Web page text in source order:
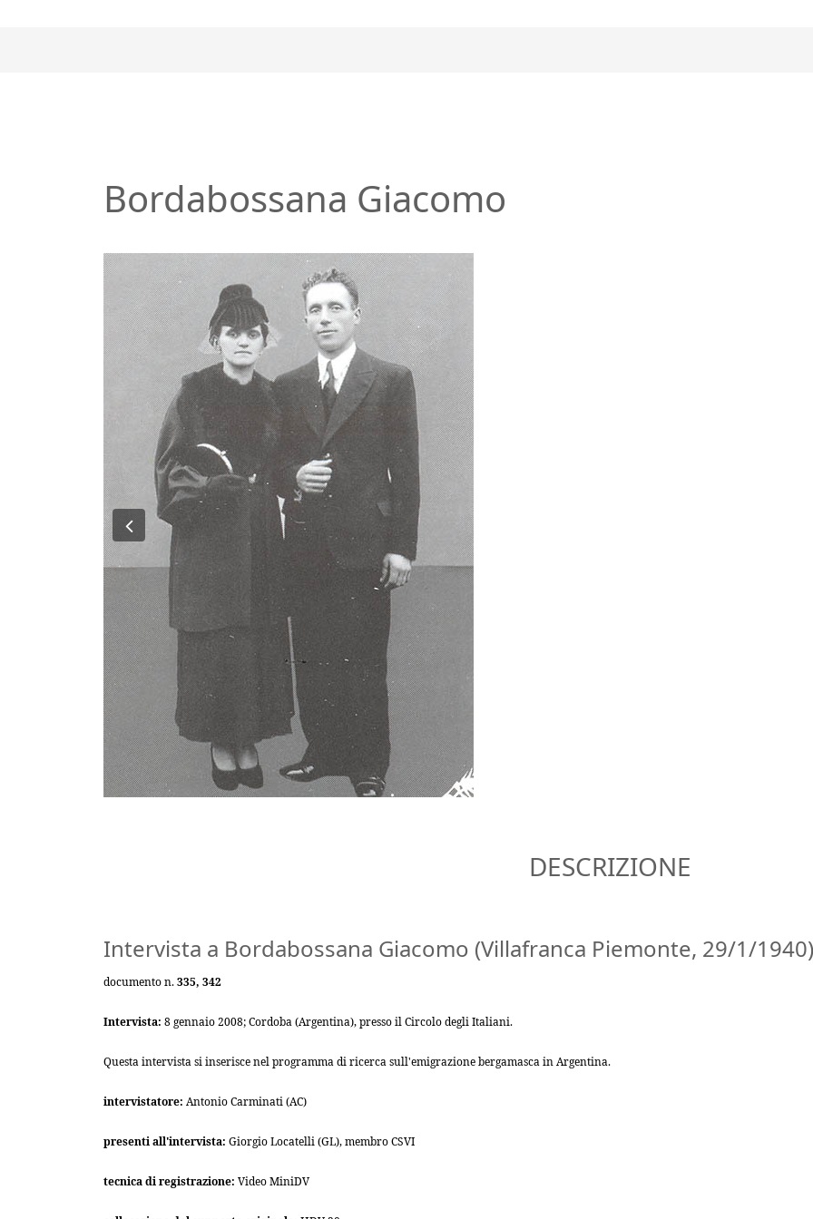
Bordabossana Giacomo
Previous
DESCRIZIONE
Intervista a Bordabossana Giacomo (Villafranca Piemonte, 29/1/1940)
documento n.335, 342
Intervista: 8 gennaio 2008; Cordoba (Argentina), presso il Circolo degli Italiani.
Questa intervista si inserisce nel programma di ricerca sull'emigrazione bergamasca in Argentina.
intervistatore: Antonio Carminati (AC)
presenti all'intervista: Giorgio Locatelli (GL), membro CSVI
tecnica di registrazione: Video MiniDV